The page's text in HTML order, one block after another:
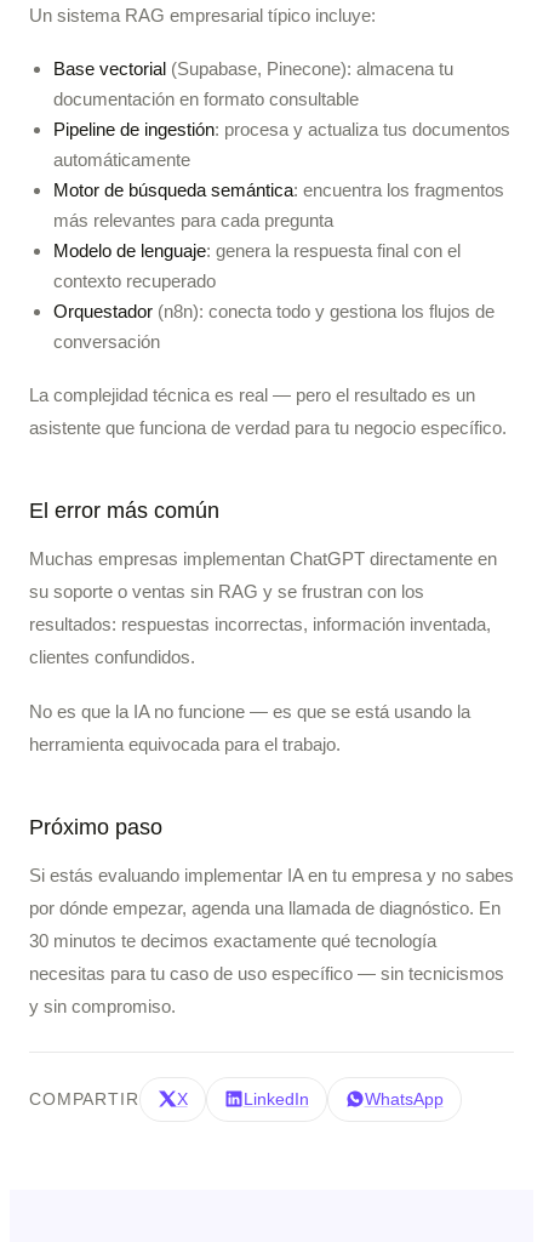
Un sistema RAG empresarial típico incluye:
Base vectorial (Supabase, Pinecone): almacena tu
documentación en formato consultable
Pipeline de ingestión: procesa y actualiza tus documentos
automáticamente
Motor de búsqueda semántica: encuentra los fragmentos
más relevantes para cada pregunta
Modelo de lenguaje: genera la respuesta final con el
contexto recuperado
Orquestador (n8n): conecta todo y gestiona los flujos de
conversación
La complejidad técnica es real — pero el resultado es un
asistente que funciona de verdad para tu negocio específico.
El error más común
Muchas empresas implementan ChatGPT directamente en
su soporte o ventas sin RAG y se frustran con los
resultados: respuestas incorrectas, información inventada,
clientes confundidos.
No es que la IA no funcione — es que se está usando la
herramienta equivocada para el trabajo.
Próximo paso
Si estás evaluando implementar IA en tu empresa y no sabes
por dónde empezar, agenda una llamada de diagnóstico. En
30 minutos te decimos exactamente qué tecnología
necesitas para tu caso de uso específico — sin tecnicismos
y sin compromiso.
COMPARTIR X LinkedIn WhatsApp